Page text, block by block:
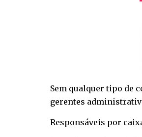
Sem qualquer tipo de
gerentes
Responsáveis por